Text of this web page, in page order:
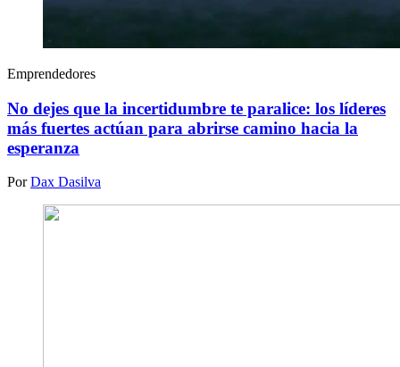
Emprendedores
No dejes que la incertidumbre te paralice: los líderes
más fuertes actúan para abrirse camino hacia la
esperanza
PorDax Dasilva